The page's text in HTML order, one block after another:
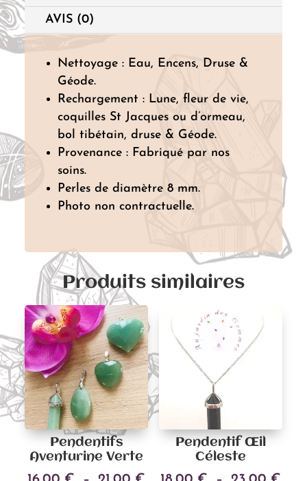
AVIS (0)
Nettoyage : Eau, Encens, Druse &
Géode.
Rechargement : Lune, fleur de vie,
coquilles St Jacques ou d’ormeau,
bol tibétain, druse & Géode.
Provenance : Fabriqué par nos
soins.
Perles de diamètre 8 mm.
Photo non contractuelle.
Produits similaires
Pendentifs
Aventurine Verte
Pendentif Œil
Céleste